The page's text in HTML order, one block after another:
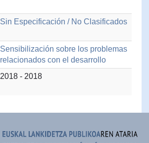
Sin Especificación / No Clasificados
Sensibilización sobre los problemas
relacionados con el desarrollo
2018 - 2018